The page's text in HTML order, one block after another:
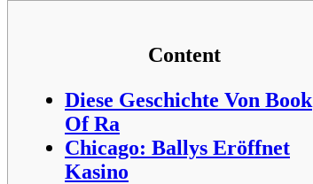
Content
Diese Geschichte Von Book
Of Ra
Chicago: Ballys Eröffnet
Kasino